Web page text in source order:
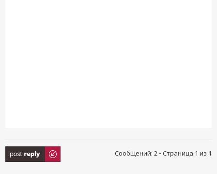
Ответить Сообщений: 2 • Страница 1 из 1